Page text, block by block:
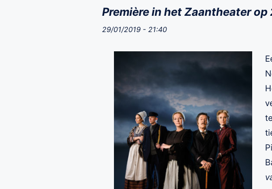
Première in het Zaantheater op
29/01/2019 - 21:40